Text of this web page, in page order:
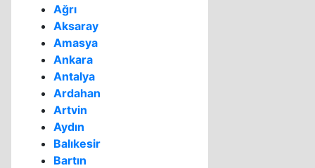
Ağrı
Aksaray
Amasya
Ankara
Antalya
Ardahan
Artvin
Aydın
Balıkesir
Bartın